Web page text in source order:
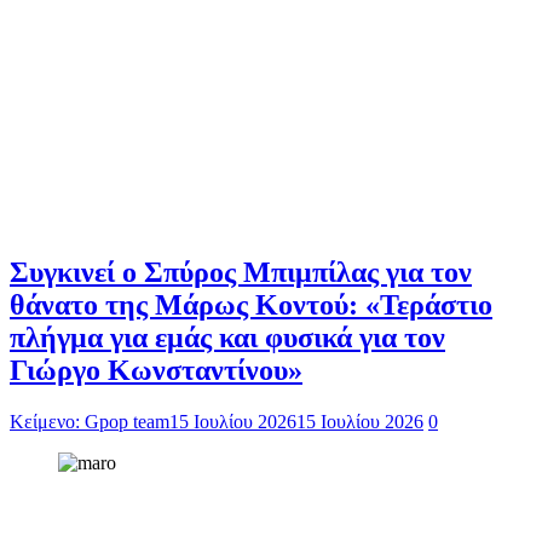
Συγκινεί ο Σπύρος Μπιμπίλας για τον
θάνατο της Μάρως Κοντού: «Τεράστιο
πλήγμα για εμάς και φυσικά για τον
Γιώργο Κωνσταντίνου»
Κείμενο: Gpop team15 Ιουλίου 202615 Ιουλίου 2026 0